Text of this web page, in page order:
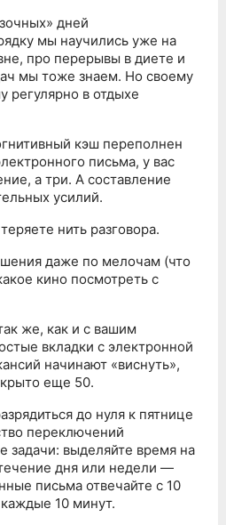
дней
мы научились уже на
про перерывы в диете и
мы тоже знаем. Но своему
в отдыхе
кэш переполнен
письма, у вас
а три. А составление
усилий.
нить разговора.
даже по мелочам (что
кино посмотреть с
же, как и с вашим
вкладки с электронной
начинают «виснуть»,
еще 50.
до нуля к пятнице
переключений
задачи: выделяйте время на
дня или недели —
письма отвечайте с 10
каждые 10 минут.